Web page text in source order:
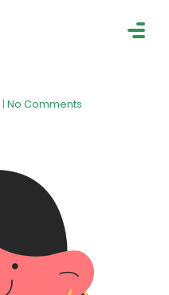
| No Comments